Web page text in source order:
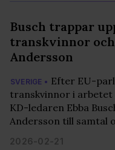
Busch trappar
transkvinnor
Andersson
SVERIGE • Efter EU-
transkvinnor i
KD-ledaren Ebba
Andersson till samtal
2026-02-21